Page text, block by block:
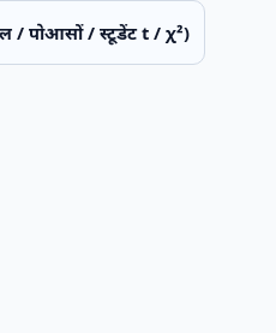
/ पोआसों / स्टूडेंट t / χ²)